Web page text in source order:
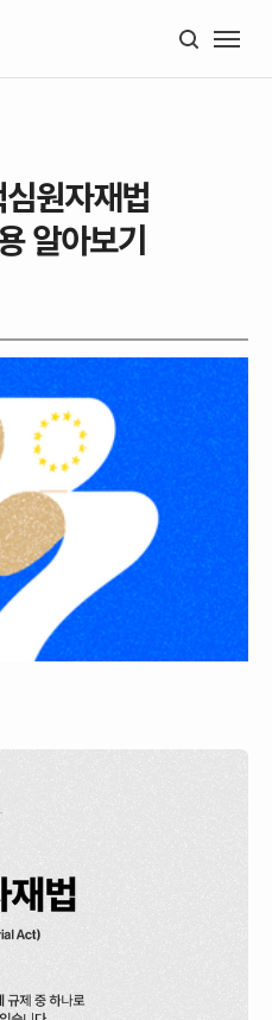
원자재법
알아보기